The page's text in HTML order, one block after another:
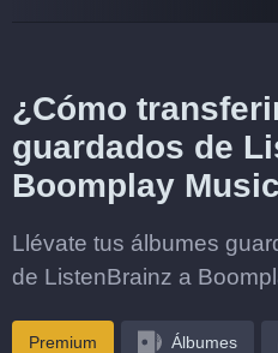
¿Cómo
guardados de
Boomplay
Llévate tus álbumes
de ListenBrainz a
Premium Álbumes